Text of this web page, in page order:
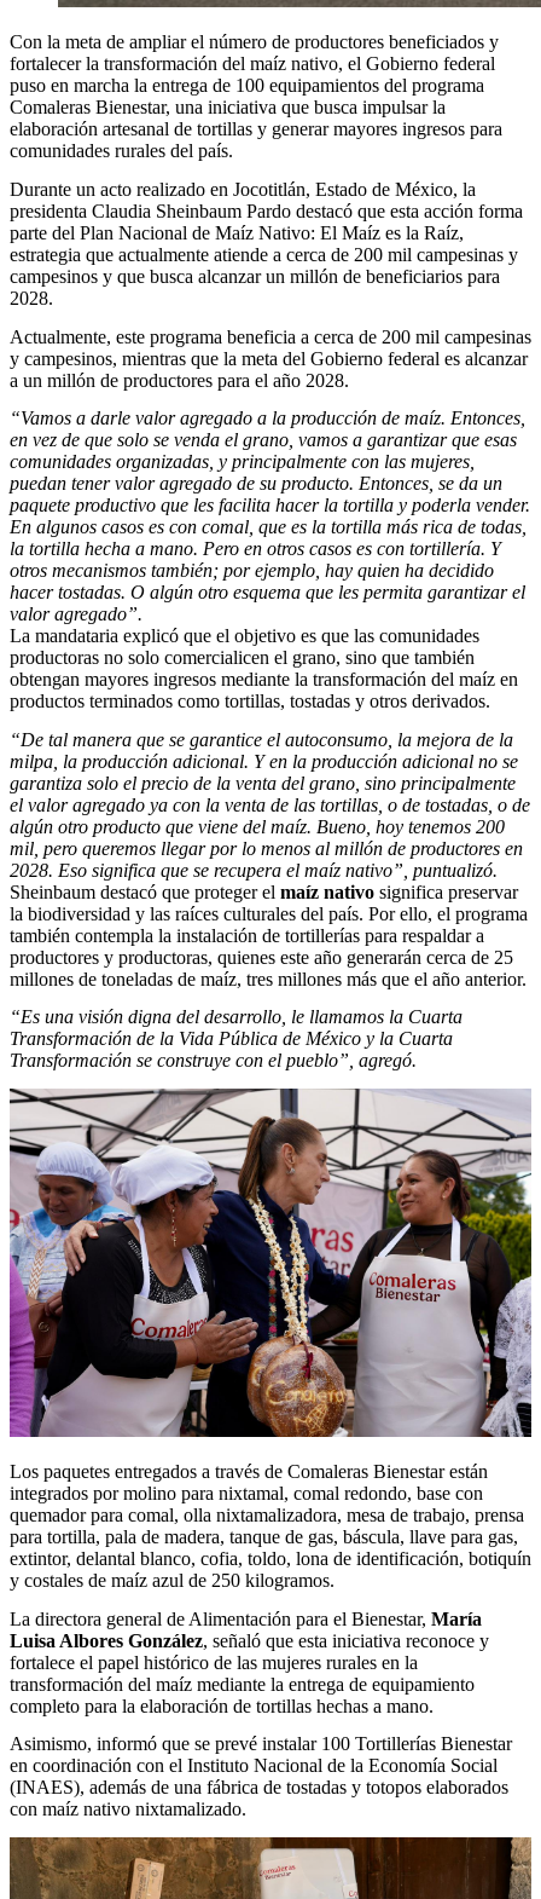
Con la meta de ampliar el número de productores beneficiados y
fortalecer la transformación del maíz nativo, el Gobierno federal
puso en marcha la entrega de 100 equipamientos del programa
Comaleras Bienestar, una iniciativa que busca impulsar la
elaboración artesanal de tortillas y generar mayores ingresos para
comunidades rurales del país.
Durante un acto realizado en Jocotitlán, Estado de México, la
presidenta Claudia Sheinbaum Pardo destacó que esta acción forma
parte del Plan Nacional de Maíz Nativo: El Maíz es la Raíz,
estrategia que actualmente atiende a cerca de 200 mil campesinas y
campesinos y que busca alcanzar un millón de beneficiarios para
2028.
Actualmente, este programa beneficia a cerca de 200 mil campesinas
y campesinos, mientras que la meta del Gobierno federal es alcanzar
a un millón de productores para el año 2028.
“Vamos a darle valor agregado a la producción de maíz. Entonces,
en vez de que solo se venda el grano, vamos a garantizar que esas
comunidades organizadas, y principalmente con las mujeres,
puedan tener valor agregado de su producto. Entonces, se da un
paquete productivo que les facilita hacer la tortilla y poderla vender.
En algunos casos es con comal, que es la tortilla más rica de todas,
la tortilla hecha a mano. Pero en otros casos es con tortillería. Y
otros mecanismos también; por ejemplo, hay quien ha decidido
hacer tostadas. O algún otro esquema que les permita garantizar el
valor agregado”.
La mandataria explicó que el objetivo es que las comunidades
productoras no solo comercialicen el grano, sino que también
obtengan mayores ingresos mediante la transformación del maíz en
productos terminados como tortillas, tostadas y otros derivados.
“De tal manera que se garantice el autoconsumo, la mejora de la
milpa, la producción adicional. Y en la producción adicional no se
garantiza solo el precio de la venta del grano, sino principalmente
el valor agregado ya con la venta de las tortillas, o de tostadas, o de
algún otro producto que viene del maíz. Bueno, hoy tenemos 200
mil, pero queremos llegar por lo menos al millón de productores en
2028. Eso significa que se recupera el maíz nativo”, puntualizó.
Sheinbaum destacó que proteger el maíz nativo significa preservar
la biodiversidad y las raíces culturales del país. Por ello, el programa
también contempla la instalación de tortillerías para respaldar a
productores y productoras, quienes este año generarán cerca de 25
millones de toneladas de maíz, tres millones más que el año anterior.
“Es una visión digna del desarrollo, le llamamos la Cuarta
Transformación de la Vida Pública de México y la Cuarta
Transformación se construye con el pueblo”, agregó.
Los paquetes entregados a través de Comaleras Bienestar están
integrados por molino para nixtamal, comal redondo, base con
quemador para comal, olla nixtamalizadora, mesa de trabajo, prensa
para tortilla, pala de madera, tanque de gas, báscula, llave para gas,
extintor, delantal blanco, cofia, toldo, lona de identificación, botiquín
y costales de maíz azul de 250 kilogramos.
La directora general de Alimentación para el Bienestar, María
Luisa Albores González, señaló que esta iniciativa reconoce y
fortalece el papel histórico de las mujeres rurales en la
transformación del maíz mediante la entrega de equipamiento
completo para la elaboración de tortillas hechas a mano.
Asimismo, informó que se prevé instalar 100 Tortillerías Bienestar
en coordinación con el Instituto Nacional de la Economía Social
(INAES), además de una fábrica de tostadas y totopos elaborados
con maíz nativo nixtamalizado.